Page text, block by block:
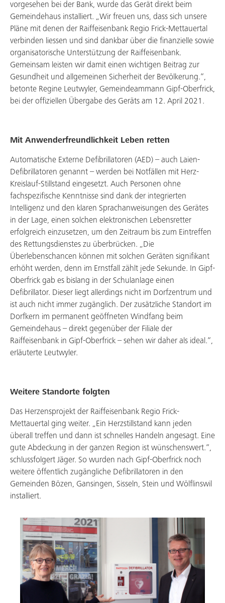
vorgesehen bei der Bank, wurde das Gerät direkt beim
Gemeindehaus installiert. „Wir freuen uns, dass sich unsere
Pläne mit denen der Raiffeisenbank Regio Frick-Mettauertal
verbinden liessen und sind dankbar über die finanzielle sowie
organisatorische Unterstützung der Raiffeisenbank.
Gemeinsam leisten wir damit einen wichtigen Beitrag zur
Gesundheit und allgemeinen Sicherheit der Bevölkerung.“,
betonte Regine Leutwyler, Gemeindeammann Gipf-Oberfrick,
bei der offiziellen Übergabe des Geräts am 12. April 2021.
Mit Anwenderfreundlichkeit Leben retten
Automatische Externe Defibrillatoren (AED) – auch Laien-
Defibrillatoren genannt – werden bei Notfällen mit Herz-
Kreislauf-Stillstand eingesetzt. Auch Personen ohne
fachspezifische Kenntnisse sind dank der integrierten
Intelligenz und den klaren Sprachanweisungen des Gerätes
in der Lage, einen solchen elektronischen Lebensretter
erfolgreich einzusetzen, um den Zeitraum bis zum Eintreffen
des Rettungsdienstes zu überbrücken. „Die
Überlebenschancen können mit solchen Geräten signifikant
erhöht werden, denn im Ernstfall zählt jede Sekunde. In Gipf-
Oberfrick gab es bislang in der Schulanlage einen
Defibrillator. Dieser liegt allerdings nicht im Dorfzentrum und
ist auch nicht immer zugänglich. Der zusätzliche Standort im
Dorfkern im permanent geöffneten Windfang beim
Gemeindehaus – direkt gegenüber der Filiale der
Raiffeisenbank in Gipf-Oberfrick – sehen wir daher als ideal.“,
erläuterte Leutwyler.
Weitere Standorte folgten
Das Herzensprojekt der Raiffeisenbank Regio Frick-
Mettauertal ging weiter. „Ein Herzstillstand kann jeden
überall treffen und dann ist schnelles Handeln angesagt. Eine
gute Abdeckung in der ganzen Region ist wünschenswert.“,
schlussfolgert Jäger. So wurden nach Gipf-Oberfrick noch
weitere öffentlich zugängliche Defibrillatoren in den
Gemeinden Bözen, Gansingen, Sisseln, Stein und Wölflinswil
installiert.